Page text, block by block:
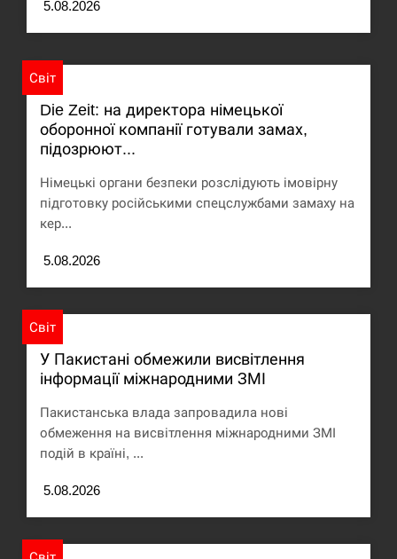
12:53
СЕРПЕНЬ
12:40
Латвія готова направити до 20 військових для
розблокування Ормузької протоки
СЕРПЕНЬ
Силы обороны поразили российскую
СЕРПЕНЬ
циклоспорозу, захворіли понад 10 тисяч…
СЕРПЕНЬ
11:53
Под огнем “Эпицентр”, ROZETKA и “Новая
почта”: что известно об…
СЕРПЕНЬ
11:40
левиці
5.08.2026
Світ
Die Zeit: на директора німецької
оборонної компанії готували замах,
підозрюют...
Німецькі органи безпеки розслідують імовірну
підготовку російськими спецслужбами замаху на
кер...
5.08.2026
Світ
У Пакистані обмежили висвітлення
інформації міжнародними ЗМІ
Пакистанська влада запровадила нові
обмеження на висвітлення міжнародними ЗМІ
подій в країні, ...
5.08.2026